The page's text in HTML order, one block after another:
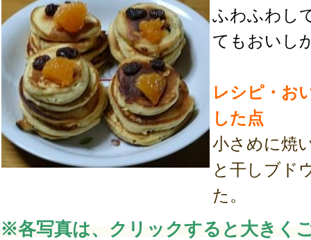
ふわふわし
てもおいし
レシピ・お
した点
小さめに焼
と干しブド
た。
※各写真は、クリックすると大きく